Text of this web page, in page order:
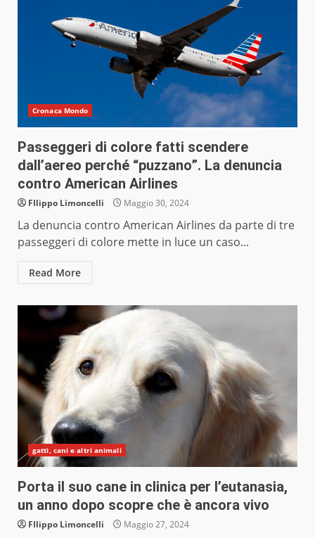
Cronaca Mondo
Passeggeri di colore fatti scendere
dall’aereo perché “puzzano”. La denuncia
contro American Airlines
FIlippo Limoncelli Maggio 30, 2024
La denuncia contro American Airlines da parte di tre
passeggeri di colore mette in luce un caso...
Read More
gatti, cani e altri animali
Porta il suo cane in clinica per l’eutanasia,
un anno dopo scopre che è ancora vivo
FIlippo Limoncelli Maggio 27, 2024